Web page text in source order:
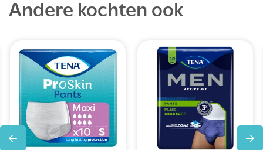
Andere kochten ook